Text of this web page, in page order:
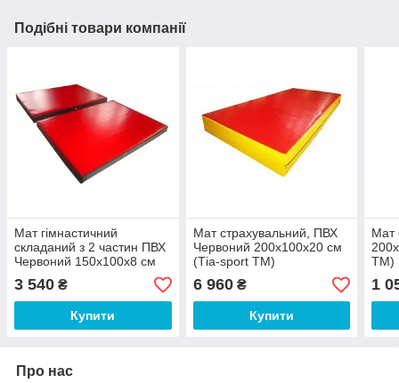
Подібні товари компанії
Мат гімнастичний
складаний з 2 частин ПВХ
Червоний 150x100x8 см
(Тia-sport ТМ)
3 540 ₴
Купити
Мат страхувальний, ПВХ
Червоний 200x100x20 см
(Тia-sport ТМ)
6 960₴
Купити
Мат
ТМ)
1
Про нас